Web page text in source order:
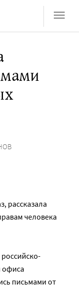
рассказала
человека
офиса
письмами от